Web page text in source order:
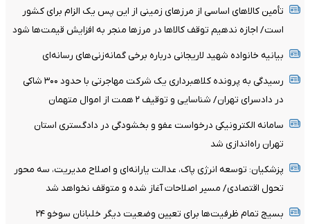
تأمین کالاهای اساسی از مرزهای زمینی از این پس یک الزام برای کشور
است/ اجازه ندهیم توقف کالاها در مرزها منجر به افزایش قیمت‌ها شود
بیانیه خانواده شهید لاریجانی درباره برخی گمانه‌زنی‌های رسانه‌ای
رسیدگی به پرونده کلاهبرداری یک شرکت مهاجرتی با حدود ۳۰۰ شاکی
در دادسرای تهران/ شناسایی و توقیف ۲ همت از اموال متهمان
سامانه الکترونیکی درخواست عفو و بخشودگی در دادگستری استان
تهران راه‌اندازی شد
پزشکیان: توسعه انرژی پاک، عدالت یارانه‌ای و اصلاح مدیریت، سه محور
تحول اقتصادی/ مسیر اصلاحات آغاز شده و متوقف نخواهد شد
بسیج تمام ظرفیت‌ها برای تعیین وضعیت دیگر خلبانان سوخو ۲۴